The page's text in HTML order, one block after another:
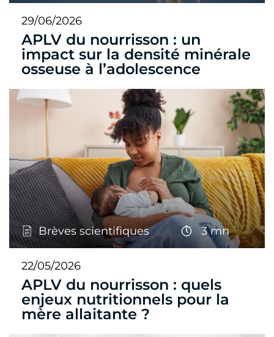
29/06/2026
APLV du nourrisson : un
impact sur la densité minérale
osseuse à l’adolescence
Brèves scientifiques 3 mn
22/05/2026
APLV du nourrisson : quels
enjeux nutritionnels pour la
mère allaitante ?